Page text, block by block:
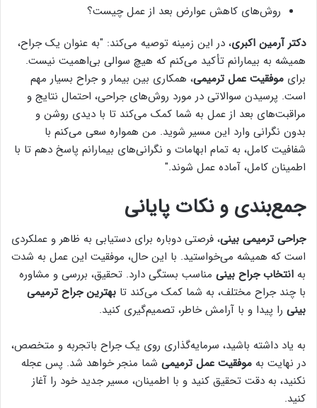
روش‌های کاهش عوارض بعد از عمل چیست؟
دکتر آرمین اکبری، در این زمینه توصیه می‌کند: "به عنوان یک جراح،
همیشه به بیمارانم تأکید می‌کنم که هیچ سوالی بی‌اهمیت نیست.
برای موفقیت عمل ترمیمی، همکاری بین بیمار و جراح بسیار مهم
است. پرسیدن سوالاتی در مورد روش‌های جراحی، احتمال نتایج و
مراقبت‌های بعد از عمل به شما کمک می‌کند تا با دیدی روشن و
بدون نگرانی وارد این مسیر شوید. من همواره سعی می‌کنم با
شفافیت کامل، به تمام ابهامات و نگرانی‌های بیمارانم پاسخ دهم تا با
اطمینان کامل، آماده عمل شوند."
جمع‌بندی و نکات پایانی
جراحی ترمیمی بینی، فرصتی دوباره برای دستیابی به ظاهر و عملکردی
است که همیشه می‌خواستید. با این حال، موفقیت این عمل به شدت
به انتخاب جراح بینی مناسب بستگی دارد. تحقیق، بررسی و مشاوره
با چند جراح مختلف، به شما کمک می‌کند تا بهترین جراح ترمیمی
بینی را پیدا و با آرامش خاطر، تصمیم‌گیری کنید.
به یاد داشته باشید، سرمایه‌گذاری روی یک جراح باتجربه و متخصص،
در نهایت به موفقیت عمل ترمیمی شما منجر خواهد شد. پس عجله
نکنید، به دقت تحقیق کنید و با اطمینان، مسیر جدید خود را آغاز
کنید.